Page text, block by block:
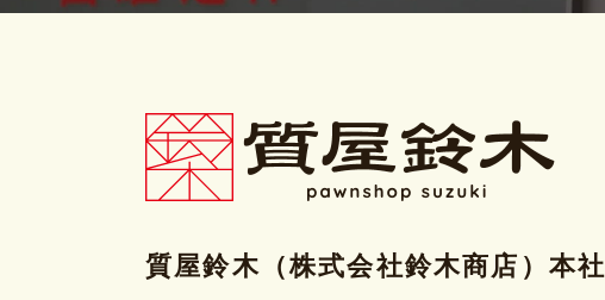
質屋鈴木（株式会社鈴木商店）本社